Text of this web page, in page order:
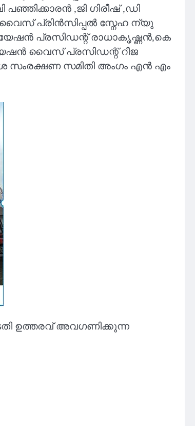
,ജി ഗിരീഷ് ,ഡി
പ്രിൻസിപ്പൽ സ്നേഹ ന്യു
പ്രസിഡന്റ് രാധാകൃഷ്ണൻ,കെ
വൈസ് പ്രസിഡന്റ് റീജ
സമിതി അംഗം എൻ എം
ഉത്തരവ് അവഗണിക്കുന്ന